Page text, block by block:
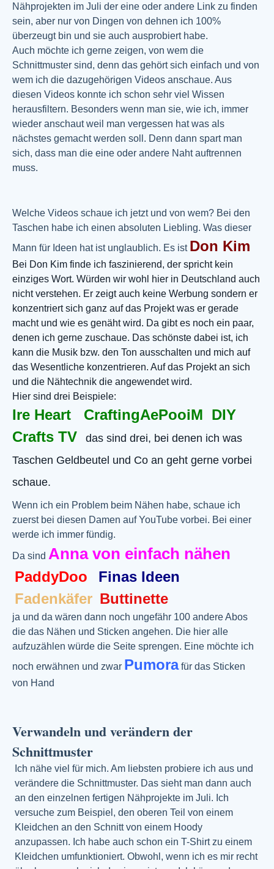
Nähprojekten im Juli der eine oder andere Link zu finden
sein, aber nur von Dingen von dehnen ich 100%
überzeugt bin und sie auch ausprobiert habe.
Auch möchte ich gerne zeigen, von wem die
Schnittmuster sind, denn das gehört sich einfach und von
wem ich die dazugehörigen Videos anschaue. Aus
diesen Videos konnte ich schon sehr viel Wissen
herausfiltern. Besonders wenn man sie, wie ich, immer
wieder anschaut weil man vergessen hat was als
nächstes gemacht werden soll. Denn dann spart man
sich, dass man die eine oder andere Naht auftrennen
muss.
Welche Videos schaue ich jetzt und von wem? Bei den
Taschen habe ich einen absoluten Liebling. Was dieser
Mann für Ideen hat ist unglaublich. Es ist Don Kim
Bei Don Kim finde ich faszinierend, der spricht kein
einziges Wort. Würden wir wohl hier in Deutschland auch
nicht verstehen. Er zeigt auch keine Werbung sondern er
konzentriert sich ganz auf das Projekt was er gerade
macht und wie es genäht wird. Da gibt es noch ein paar,
denen ich gerne zuschaue. Das schönste dabei ist, ich
kann die Musik bzw. den Ton ausschalten und mich auf
das Wesentliche konzentrieren. Auf das Projekt an sich
und die Nähtechnik die angewendet wird.
Hier sind drei Beispiele:
Ire Heart CraftingAePooiM DIY
Crafts TV
das sind drei, bei denen ich was
Taschen Geldbeutel und Co an geht gerne vorbei
schaue.
Wenn ich ein Problem beim Nähen habe, schaue ich
zuerst bei diesen Damen auf YouTube vorbei. Bei einer
werde ich immer fündig.
Da sind Anna von einfach nähen
PaddyDoo
Finas Ideen
Fadenkäfer Buttinette
ja und da wären dann noch ungefähr 100 andere Abos
die das Nähen und Sticken angehen. Die hier alle
aufzuzählen würde die Seite sprengen. Eine möchte ich
noch erwähnen und zwar Pumorafür das Sticken
von Hand
Verwandeln und verändern der
Schnittmuster
Ich nähe viel für mich. Am liebsten probiere ich aus und
verändere die Schnittmuster. Das sieht man dann auch
an den einzelnen fertigen Nähprojekte im Juli. Ich
versuche zum Beispiel, den oberen Teil von einem
Kleidchen an den Schnitt von einem Hoody
anzupassen. Ich habe auch schon ein T-Shirt zu einem
Kleidchen umfunktioniert. Obwohl, wenn ich es mir recht